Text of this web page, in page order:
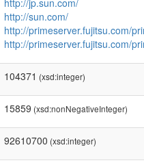
http://jp.sun.com/
http://sun.com/
http://primeserver.fujitsu.com/
http://primeserver.fujitsu.com/
104371 (xsd:integer)
15859 (xsd:nonNegativeInteger)
92610700 (xsd:integer)